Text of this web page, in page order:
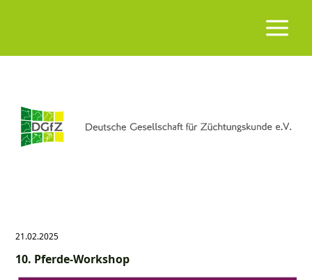
21.02.2025
10. Pferde-Workshop